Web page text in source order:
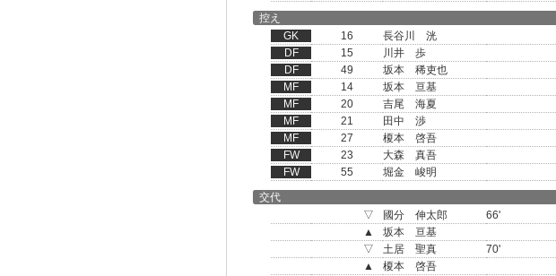
控え
GK
16
長谷川 洸
DF
15
川井 歩
DF
49
坂本 稀吏也
MF
14
坂本 亘基
MF
20
吉尾 海夏
MF
21
田中 渉
MF
27
榎本 啓吾
FW
23
大森 真吾
FW
55 堀金 峻明
交代
▽
國分 伸太郎
66'
▲
坂本 亘基
▽
土居 聖真
70'
▲
榎本 啓吾